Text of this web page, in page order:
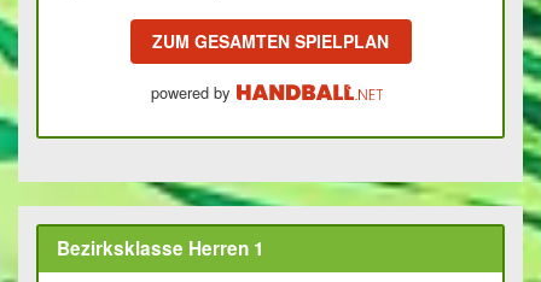
ZUM GESAMTEN SPIELPLAN
powered by
Bezirksklasse Herren 1